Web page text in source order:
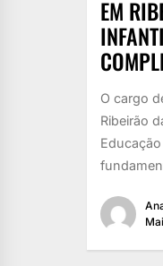
EM
O cargo
Ribeirão